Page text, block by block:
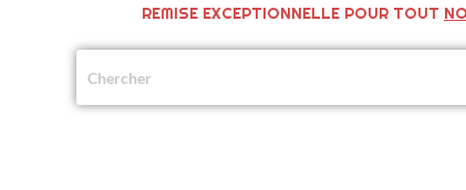
REMISE EXCEPTIONNELLE POUR TOUT